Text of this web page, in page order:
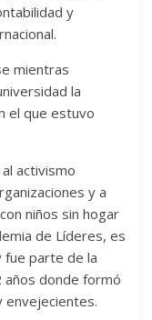
y
mientras
la
el que estuvo
activismo
y a
niños sin hogar
de Líderes, es
fue parte de la
años donde formó
envejecientes.